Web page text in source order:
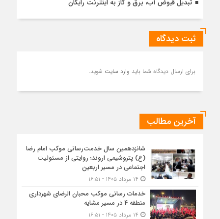
تبدیل قبوض آب، برق و گاز به اینترنت رایگان
ثبت دیدگاه
برای ارسال دیدگاه شما باید وارد سایت شوید.
آخرین مطالب
شانزدهمین سال خدمت‌رسانی موکب امام رضا
(ع) پتروشیمی اروند؛ روایتی از مسئولیت
اجتماعی در مسیر اربعین
خدمات رسانی موکب محبان الرضای شهرداری
منطقه ۴ در مسیر مشایه